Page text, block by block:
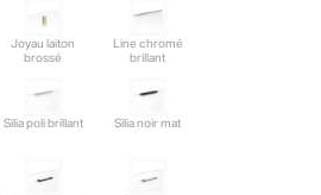
Joyau laiton
brossé
Line chromé
brillant
Silia poli brillant Silia noir mat